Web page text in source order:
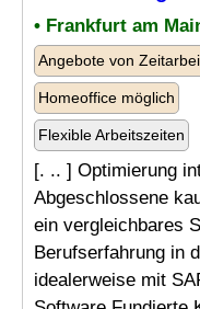
• Frankfurt am
Angebote von
Homeoffice möglich
Flexible Arbeitszeiten
[. .. ] Optimierung
Abgeschlossene
ein vergleichbares
Berufserfahrung in
idealerweise mit